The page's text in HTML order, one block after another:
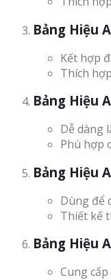
Bảng Hiệu
Kết hợp
Thích
Bảng Hiệu
Dễ dàng
Phù hợp
Bảng Hiệu
Dùng để
Thiết kế
Bảng Hiệu
Cung